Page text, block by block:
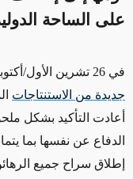
على الساحة
في 26 تشرين الأول/أكتوبر، اعتمد "المجلس الأوروبي"
جديدة من الاستنتاجات
أعادت التأكيد بشكل
الدفاع عن نفسها بما
إطلاق سراح جميع